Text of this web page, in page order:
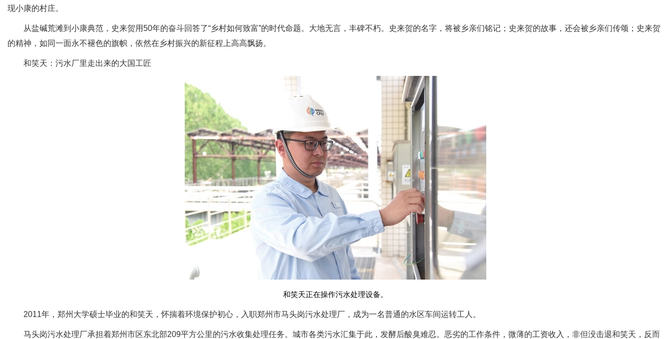
现小康的村庄。
从盐碱荒滩到小康典范，史来贺用50年的奋斗回答了“乡村如何致富”的时代命题。大地无言，丰碑不朽。史来贺的名字，将被乡亲们铭记；史来贺的故事，还会被乡亲们传颂；史来贺
的精神，如同一面永不褪色的旗帜，依然在乡村振兴的新征程上高高飘扬。
和笑天：污水厂里走出来的大国工匠
和笑天正在操作污水处理设备。
2011年，郑州大学硕士毕业的和笑天，怀揣着环境保护初心，入职郑州市马头岗污水处理厂，成为一名普通的水区车间运转工人。
马头岗污水处理厂承担着郑州市区东北部209平方公里的污水收集处理任务。城市各类污水汇集于此，发酵后酸臭难忍。恶劣的工作条件，微薄的工资收入，非但没击退和笑天，反而